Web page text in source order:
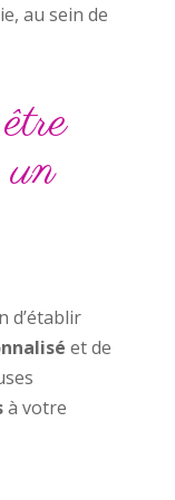
au sein de
un
d’établir
et de
à votre